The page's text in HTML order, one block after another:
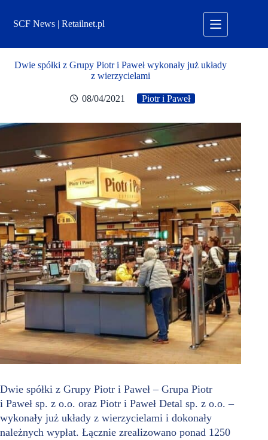
treściSCF News | Retailnet.pl
Dwie spółki z Grupy Piotr i Paweł wykonały już układy
z wierzycielami
08/04/2021 Piotr i Paweł
Dwie spółki z Grupy Piotr i Paweł – Grupa Piotr
i Paweł sp. z o.o. oraz Piotr i Paweł Detal sp. z o.o. –
wykonały już układy z wierzycielami i dokonały
należnych wypłat. Łącznie zrealizowano ponad 1250